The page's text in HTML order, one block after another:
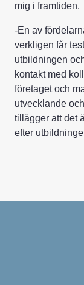
mig i framtiden.
-En av
verkligen får
utbildningen
kontakt med
företaget och
utvecklande
tillägger att det
efter